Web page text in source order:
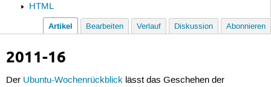
HTML
Artikel Bearbeiten Verlauf Diskussion Abonnieren
2011-16
Der Ubuntu-Wochenrückblicklässt das Geschehen der